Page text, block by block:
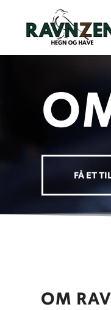
FÅ ET
OM